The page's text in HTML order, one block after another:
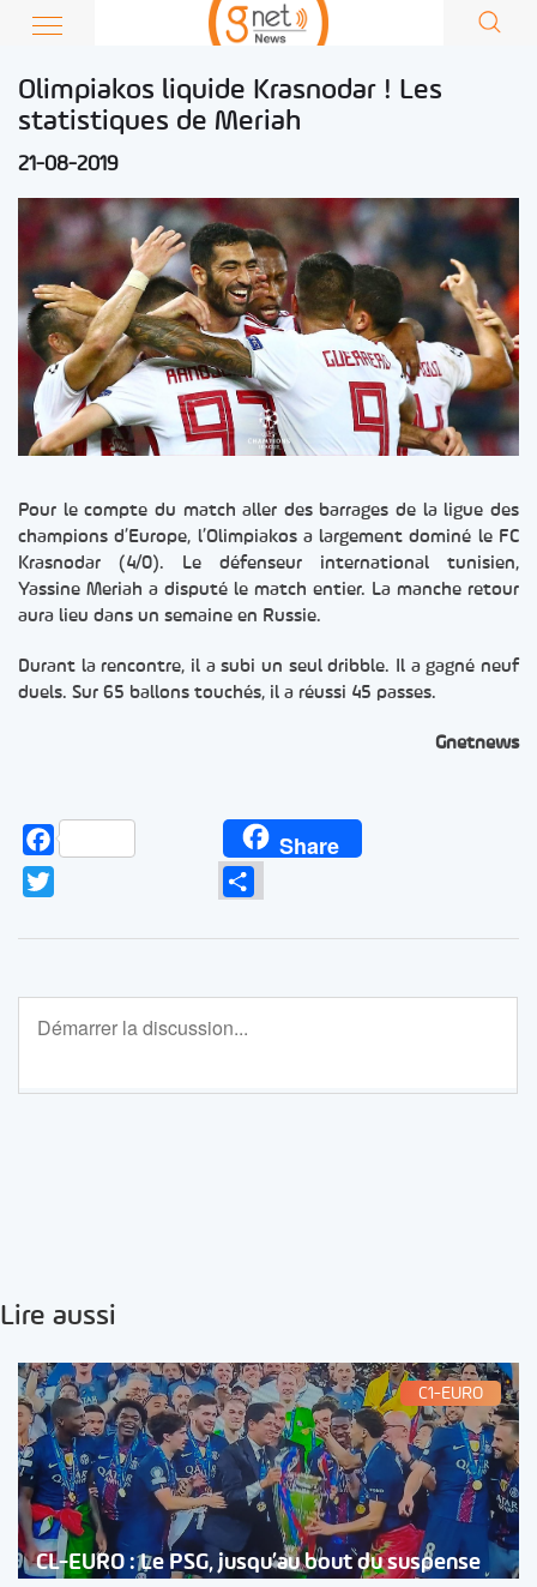
Olimpiakos liquide Krasnodar ! Les
statistiques de Meriah
21-08-2019
Pour le compte du match aller des barrages de la ligue des
champions d’Europe, l’Olimpiakos a largement dominé le FC
Krasnodar (4/0). Le défenseur international tunisien,
Yassine Meriah a disputé le match entier. La manche retour
aura lieu dans un semaine en Russie.
Durant la rencontre, il a subi un seul dribble. Il a gagné neuf
duels. Sur 65 ballons touchés, il a réussi 45 passes.
Gnetnews
Facebook Share
Partager
Lire aussi
C1-EURO
CL-EURO : Le PSG, jusqu’au bout du suspense